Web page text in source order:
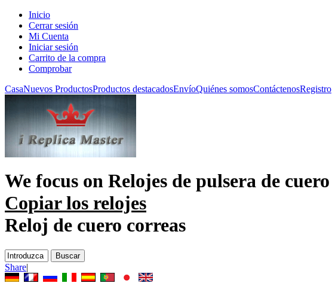
Inicio
Cerrar sesión
Mi Cuenta
Iniciar sesión
Carrito de la compra
Comprobar
CasaNuevos ProductosProductos destacadosEnvíoQuiénes somosContáctenosRegistro
We focus on Relojes de pulsera de cuero
Copiar los relojes
Reloj de cuero correas
Share|